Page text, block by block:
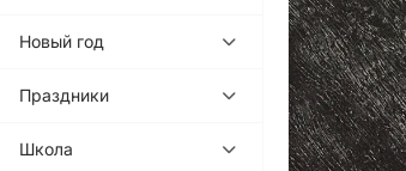
Новый год
Праздники
Школа